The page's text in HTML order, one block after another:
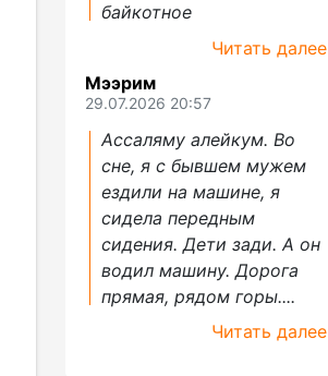
байкотное
Читать далее
Мээрим
29.07.2026 20:57
Ассаляму алейкум. Во
сне, я с бывшем мужем
ездили на машине, я
сидела передным
сидения. Дети зади. А он
водил машину. Дорога
прямая, рядом горы....
Читать далее